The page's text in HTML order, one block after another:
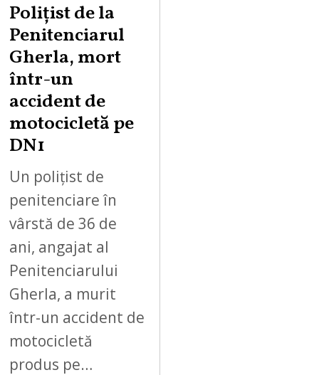
Polițist de la
Penitenciarul
Gherla, mort
într-un
accident de
motocicletă pe
DN1
Un polițist de
penitenciare în
vârstă de 36 de
ani, angajat al
Penitenciarului
Gherla, a murit
într-un accident de
motocicletă
produs pe…